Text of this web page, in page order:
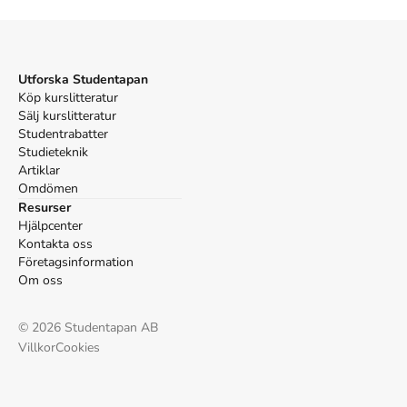
Utforska Studentapan
Köp kurslitteratur
Sälj kurslitteratur
Studentrabatter
Studieteknik
Artiklar
Omdömen
Resurser
Hjälpcenter
Kontakta oss
Företagsinformation
Om oss
© 2026 Studentapan AB
VillkorCookies